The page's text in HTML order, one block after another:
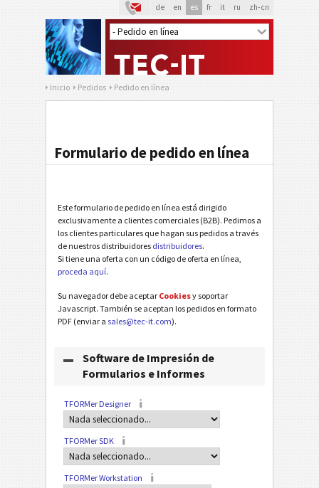
de en es fr it ru zh-cn
Inicio Pedidos Pedido en línea
Formulario de pedido en línea
Este formulario de pedido en línea está dirigido
exclusivamente a clientes comerciales (B2B). Pedimos a
los clientes particulares que hagan sus pedidos a través
de nuestros distribuidores distribuidores.
Si tiene una oferta con un código de oferta en línea,
proceda aquí.
Su navegador debe aceptar Cookiesy soportar
Javascript. También se aceptan los pedidos en formato
PDF (enviar a sales@tec-it.com).
Software de Impresión de
Formularios e Informes
TFORMer Designer
TFORMer SDK
TFORMer Workstation